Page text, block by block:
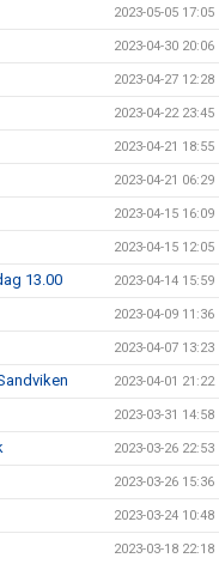
2023-05-05 17:05
2023-04-30 20:06
2023-04-27 12:28
2023-04-22 23:45
2023-04-21 18:55
2023-04-21 06:29
2023-04-15 16:09
2023-04-15 12:05
13.00 2023-04-14 15:59
2023-04-09 11:36
2023-04-07 13:23
2023-04-01 21:22
2023-03-31 14:58
2023-03-26 22:53
2023-03-26 15:36
2023-03-24 10:48
2023-03-18 22:18